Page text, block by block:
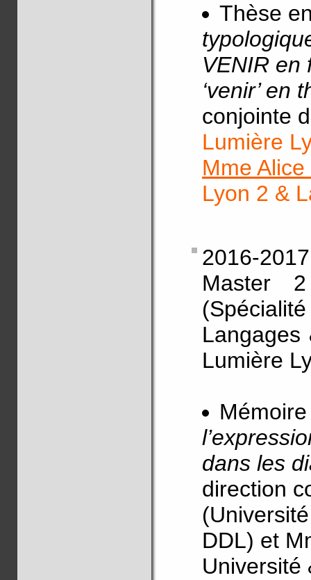
Thèse
VENIR en
‘venir’ en
conjointe
Lumière
Mme
Lyon 2 &
2016-2017
Master
Langages
Lumière
dans les
direction
DDL) et
Université